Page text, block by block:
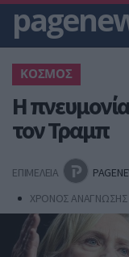
ΚΟΣΜΟΣ
​Η
τον Τραμπ
ΕΠΙΜΕΛΕΙΑ
ΧΡΟΝΟΣ ΑΝΑΓΝΩΣΗΣ